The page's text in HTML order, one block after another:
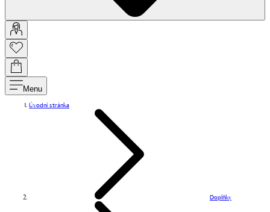
Menu
Úvodní stránka
Doplňky